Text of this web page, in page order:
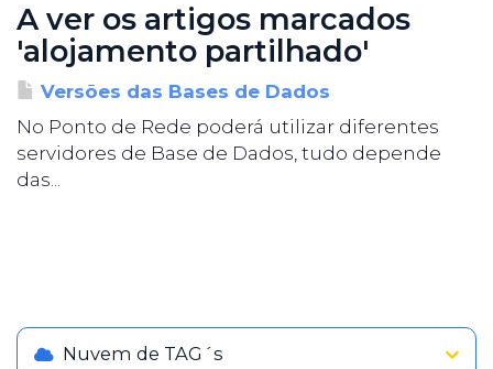
A ver os artigos marcados
'alojamento partilhado'
Versões das Bases de Dados
No Ponto de Rede poderá utilizar diferentes
servidores de Base de Dados, tudo depende
das...
Nuvem de TAG´s